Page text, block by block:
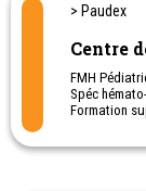
> Paudex
Centre
FMH
Spéc
Formation